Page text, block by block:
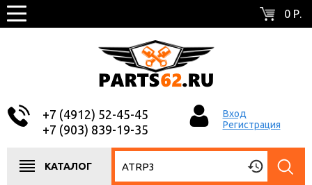
0 Р.
+7 (4912) 52-45-45
+7 (903) 839-19-35
Вход
Регистрация
КАТАЛОГ